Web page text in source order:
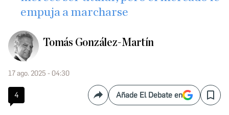
empuja a marcharse
Tomás González-Martín
17 ago. 2025 - 04:30
4 CompartirAñade El Debate en Save